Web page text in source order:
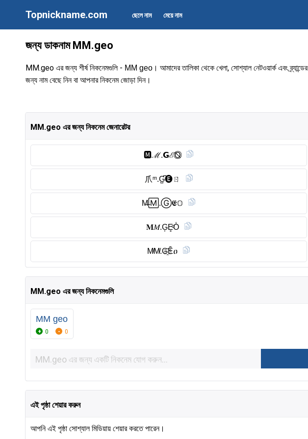
Topnickname.com ছেলে নাম মেয়ে নাম
জন্য ডাকনাম MM.geo
MM.geo এর জন্য শীর্ষ নিকনেমগুলি - MM geo । আমাদের তালিকা থেকে খেলা, সোশ্যাল নেটওয়ার্ক এবং ব্র্যান্ডের
জন্য নাম বেছে নিন বা আপনার নিকনেম জোড়া দিন।
MM.geo এর জন্য নিকনেম জেনারেটর
🅼︎ℳ.𝗚ℰO⃠
爪ᵐ.G̺͆🅔︎ㄖ
M̶🄼.Ⓖ︎𝕰𝕆
𝐌𝑀.G͎E̥ͦO̾
M̸M̸.G҈Ȇ̈ዐ
MM.geo এর জন্য নিকনেমগুলি
MM geo
0 0
এই পৃষ্ঠা শেয়ার করুন
আপনি এই পৃষ্ঠা সোশ্যাল মিডিয়ায় শেয়ার করতে পারেন।